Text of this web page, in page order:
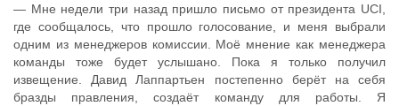
— Мне недели три назад пришло письмо от президента UCI,
где сообщалось, что прошло голосование, и меня выбрали
одним из менеджеров комиссии. Моё мнение как менеджера
команды тоже будет услышано. Пока я только получил
извещение. Давид Лаппартьен постепенно берёт на себя
бразды правления, создаёт команду для работы. Я